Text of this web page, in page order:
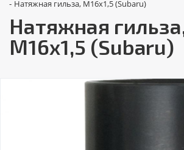
- Натяжная гильза, М16х1,5 (Subaru)
Натяжная
М16х1,5 (Subaru)